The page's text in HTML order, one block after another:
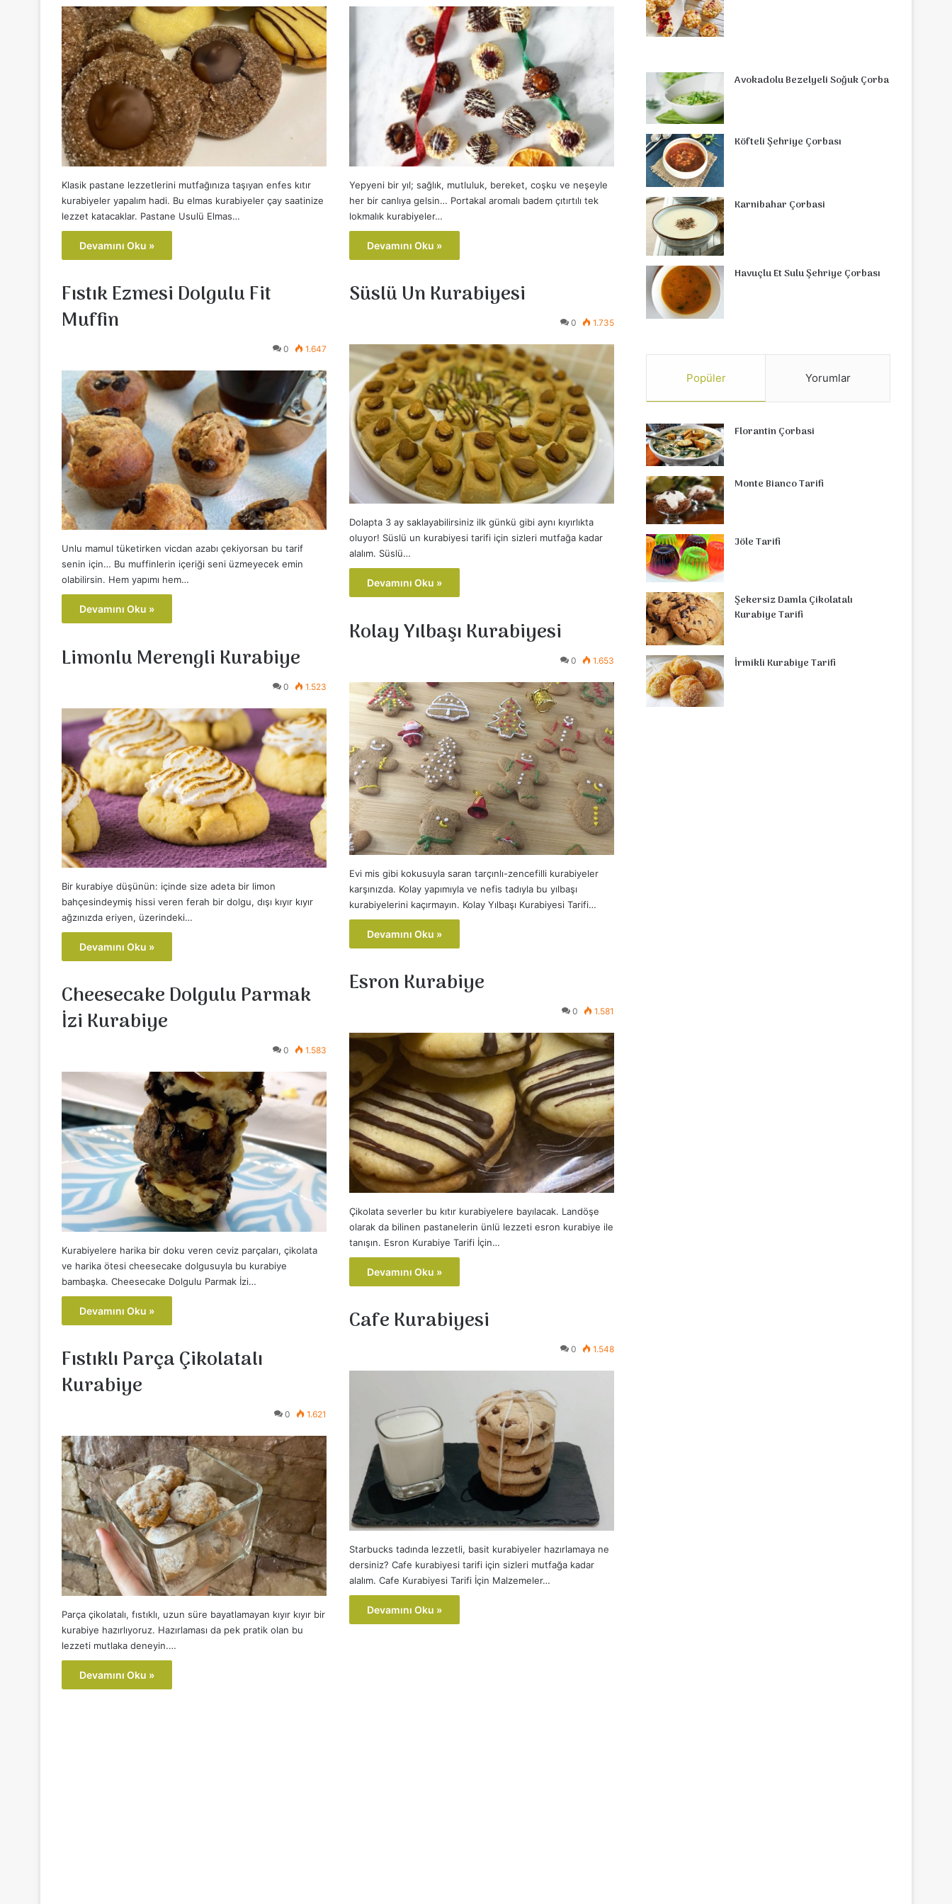
Klasik pastane lezzetlerini mutfağınıza taşıyan enfes kıtır
kurabiyeler yapalım hadi. Bu elmas kurabiyeler çay saatinize
lezzet katacaklar. Pastane Usulü Elmas…
Devamını Oku »
Yepyeni bir yıl; sağlık, mutluluk, bereket, coşku ve neşeyle
her bir canlıya gelsin… Portakal aromalı badem çıtırtılı tek
lokmalık kurabiyeler…
Devamını Oku »
Fıstık Ezmesi Dolgulu Fit
Muffin
0 1.647
Unlu mamul tüketirken vicdan azabı çekiyorsan bu tarif
senin için… Bu muffinlerin içeriği seni üzmeyecek emin
olabilirsin. Hem yapımı hem…
Devamını Oku »
Süslü Un Kurabiyesi
0 1.735
Dolapta 3 ay saklayabilirsiniz ilk günkü gibi aynı kıyırlıkta
oluyor! Süslü un kurabiyesi tarifi için sizleri mutfağa kadar
alalım. Süslü…
Devamını Oku »
Kolay Yılbaşı Kurabiyesi
0 1.653
Evi mis gibi kokusuyla saran tarçınlı-zencefilli kurabiyeler
karşınızda. Kolay yapımıyla ve nefis tadıyla bu yılbaşı
kurabiyelerini kaçırmayın. Kolay Yılbaşı Kurabiyesi Tarifi…
Devamını Oku »
Limonlu Merengli Kurabiye
0 1.523
Bir kurabiye düşünün: içinde size adeta bir limon
bahçesindeymiş hissi veren ferah bir dolgu, dışı kıyır kıyır
ağzınızda eriyen, üzerindeki…
Devamını Oku »
Esron Kurabiye
0 1.581
Çikolata severler bu kıtır kurabiyelere bayılacak. Landöşe
olarak da bilinen pastanelerin ünlü lezzeti esron kurabiye ile
tanışın. Esron Kurabiye Tarifi İçin…
Devamını Oku »
Cheesecake Dolgulu Parmak
İzi Kurabiye
0 1.583
Kurabiyelere harika bir doku veren ceviz parçaları, çikolata
ve harika ötesi cheesecake dolgusuyla bu kurabiye
bambaşka. Cheesecake Dolgulu Parmak İzi…
Devamını Oku » Cafe Kurabiyesi
0 1.548
Starbucks tadında lezzetli, basit kurabiyeler hazırlamaya ne
dersiniz? Cafe kurabiyesi tarifi için sizleri mutfağa kadar
alalım. Cafe Kurabiyesi Tarifi İçin Malzemeler…
Devamını Oku »
Fıstıklı Parça Çikolatalı
Kurabiye
0 1.621
Parça çikolatalı, fıstıklı, uzun süre bayatlamayan kıyır kıyır bir
kurabiye hazırlıyoruz. Hazırlaması da pek pratik olan bu
lezzeti mutlaka deneyin.…
Devamını Oku »
Avokadolu Bezelyeli Soğuk Çorba
Köfteli Şehriye Çorbası
Karnibahar Çorbasi
Havuçlu Et Sulu Şehriye Çorbası
Popüler Yorumlar
Florantin Çorbasi
Monte Bianco Tarifi
Jöle Tarifi
Şekersiz Damla Çikolatalı
Kurabiye Tarifi
İrmikli Kurabiye Tarifi